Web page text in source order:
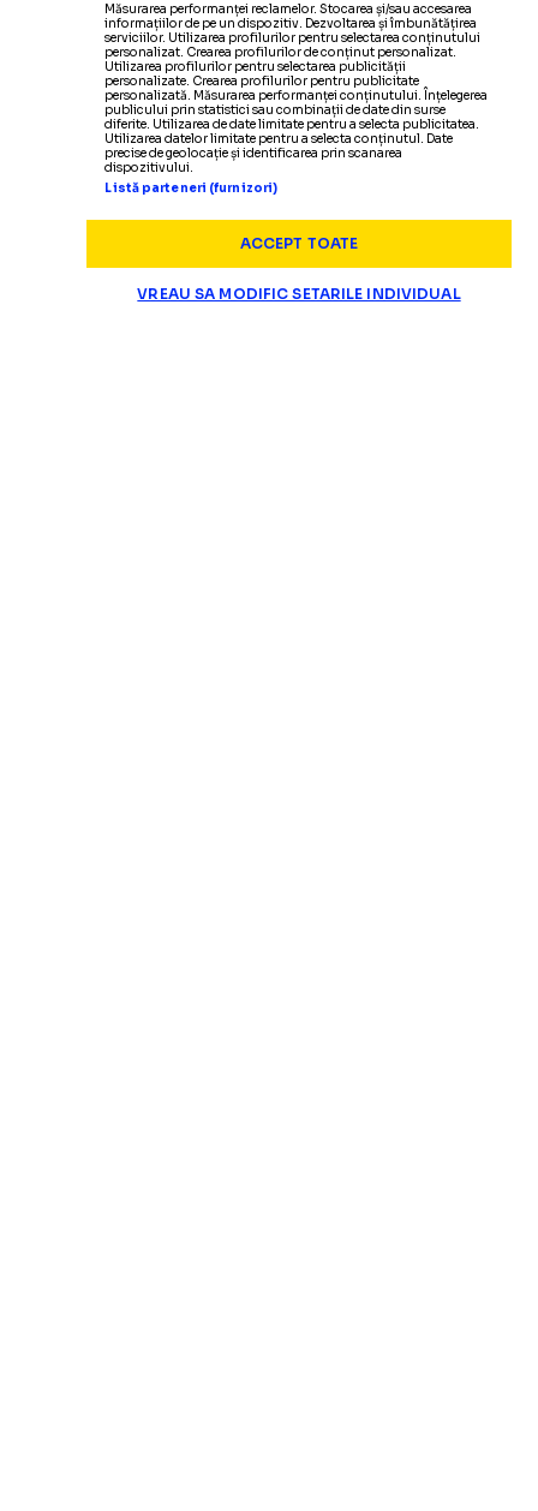
Măsurarea performanței reclamelor. Stocarea și/sau accesarea
informațiilor de pe un dispozitiv. Dezvoltarea și îmbunătățirea
serviciilor. Utilizarea profilurilor pentru selectarea conținutului
personalizat. Crearea profilurilor de conținut personalizat.
Utilizarea profilurilor pentru selectarea publicității
personalizate. Crearea profilurilor pentru publicitate
personalizată. Măsurarea performanței conținutului. Înțelegerea
publicului prin statistici sau combinații de date din surse
diferite. Utilizarea de date limitate pentru a selecta publicitatea.
Utilizarea datelor limitate pentru a selecta conținutul. Date
precise de geolocație și identificarea prin scanarea
dispozitivului.
Listă parteneri (furnizori)
ACCEPT TOATE
VREAU SA MODIFIC SETARILE INDIVIDUAL